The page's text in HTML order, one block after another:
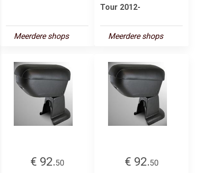
Meerdere shops
Tour 2012-
Meerdere shops
€ 92.50
€ 92.50